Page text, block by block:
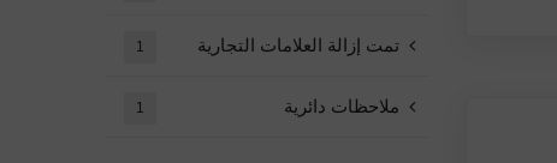
تمت إزالة العلامات التجارية 1
ملاحظات دائرية 1